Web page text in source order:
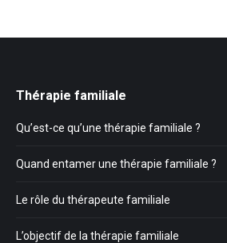
Thérapie familiale
Qu’est-ce qu’une thérapie familiale ?
Quand entamer une thérapie familiale ?
Le rôle du thérapeute familiale
L’objectif de la thérapie familiale